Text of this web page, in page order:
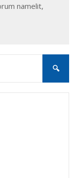
namelit,